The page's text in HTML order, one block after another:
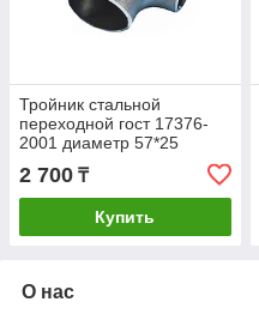
Тройник стальной
переходной гост 17376-
2001 диаметр 57*25
2 700 ₸
Купить
О нас